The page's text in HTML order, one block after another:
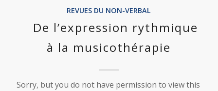
REVUES DU NON-VERBAL
De l’expression rythmique
à la musicothérapie
Sorry, but you do not have permission to view this